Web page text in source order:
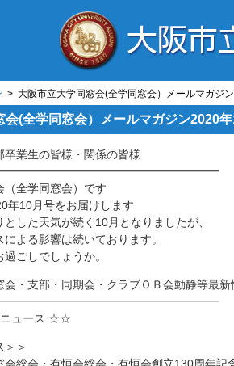
> 大阪市立大学同窓会(全学同窓会）メールマガジ
会(全学同窓会）メールマガジン2020
卒業生の皆様・関係の皆様
（全学同窓会）です
年10月号をお届けします
した天気が続く10月となりましたが、
よる影響は続いております。
ごしでしょうか。
会・支部・同期会・クラブＯＢ会動静等最新
ュース ☆☆
＞＞